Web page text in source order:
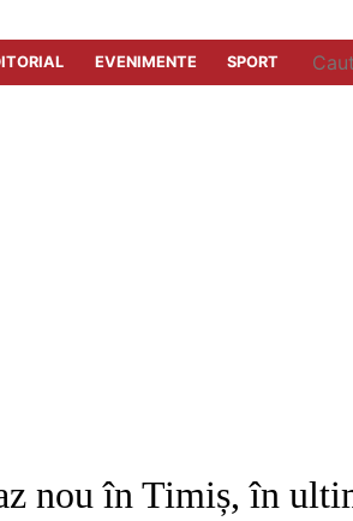
EVENIMENTE SPORT
nou în Timiș, în